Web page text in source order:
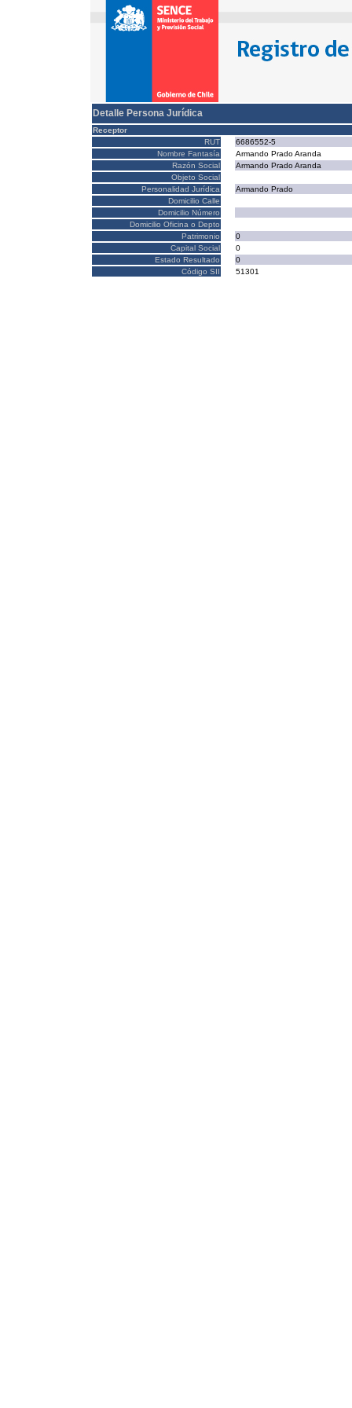
Detalle Persona Jurídica
Receptor
RUT
6686552-5
Nombre Fantasía
Armando Prado Aranda
Razón Social
Armando Prado Aranda
Objeto Social
Personalidad Jurídica
Armando Prado
Domicilio Calle
Domicilio Número
Domicilio Oficina o Depto
Patrimonio
0
Capital Social
0
Estado Resultado
0
Código SII
51301